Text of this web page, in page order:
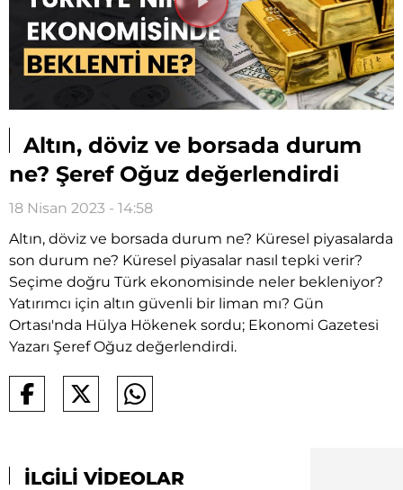
Videoyu
Oynat
Altın, döviz ve borsada durum
ne? Şeref Oğuz değerlendirdi
18 Nisan 2023 - 14:58
Altın, döviz ve borsada durum ne? Küresel piyasalarda
son durum ne? Küresel piyasalar nasıl tepki verir?
Seçime doğru Türk ekonomisinde neler bekleniyor?
Yatırımcı için altın güvenli bir liman mı? Gün
Ortası'nda Hülya Hökenek sordu; Ekonomi Gazetesi
Yazarı Şeref Oğuz değerlendirdi.
İLGİLİ VİDEOLAR